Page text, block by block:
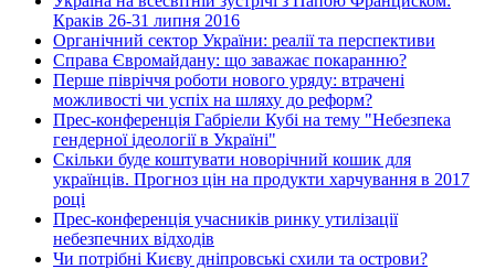
Краків 26-31 липня 2016
Органічний сектор України: реалії та перспективи
Справа Євромайдану: що заважає покаранню?
Перше півріччя роботи нового уряду: втрачені
можливості чи успіх на шляху до реформ?
Прес-конференція Габріели Кубі на тему "Небезпека
гендерної ідеології в Україні"
Скільки буде коштувати новорічний кошик для
українців. Прогноз цін на продукти харчування в 2017
році
Прес-конференція учасників ринку утилізації
небезпечних відходів
Чи потрібні Києву дніпровські схили та острови?